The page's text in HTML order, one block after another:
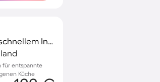
Ferienwohnung mit Terrasse, Grill und schnellem Internet | Bergblick
für entspannte
Küche